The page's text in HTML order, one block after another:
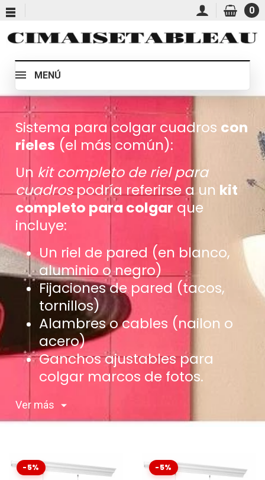
0
MENÚ
Sistema para colgar cuadros con
rieles (el más común):
Un kit completo de riel para
cuadrospodría referirse a un kit
completo para colgar que
incluye:
Un riel de pared (en blanco,
aluminio o negro)
Fijaciones de pared (tacos,
tornillos)
Alambres o cables (nailon o
acero)
Ganchos ajustables para
colgar marcos de fotos.
Ver más
-5% -5%